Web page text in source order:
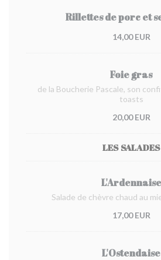
Rillettes de porc et
14,00 EUR
Foie gras
de la Boucherie Pascale, son
toasts
20,00 EUR
LES SALADES
L'Ardennaise
Salade de chèvre chaud au
17,00 EUR
L'Ostendaise